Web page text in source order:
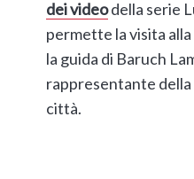
dei videodella serie
permette la visita alla
la guida di Baruch
rappresentante
città.